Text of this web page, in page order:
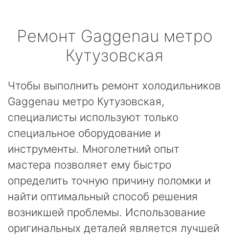
Ремонт Gaggenau метро
Кутузовская
Чтобы выполнить ремонт холодильников
Gaggenau метро Кутузовская,
специалисты используют только
специальное оборудование и
инструменты. Многолетний опыт
мастера позволяет ему быстро
определить точную причину поломки и
найти оптимальный способ решения
возникшей проблемы. Использование
оригинальных деталей является лучшей